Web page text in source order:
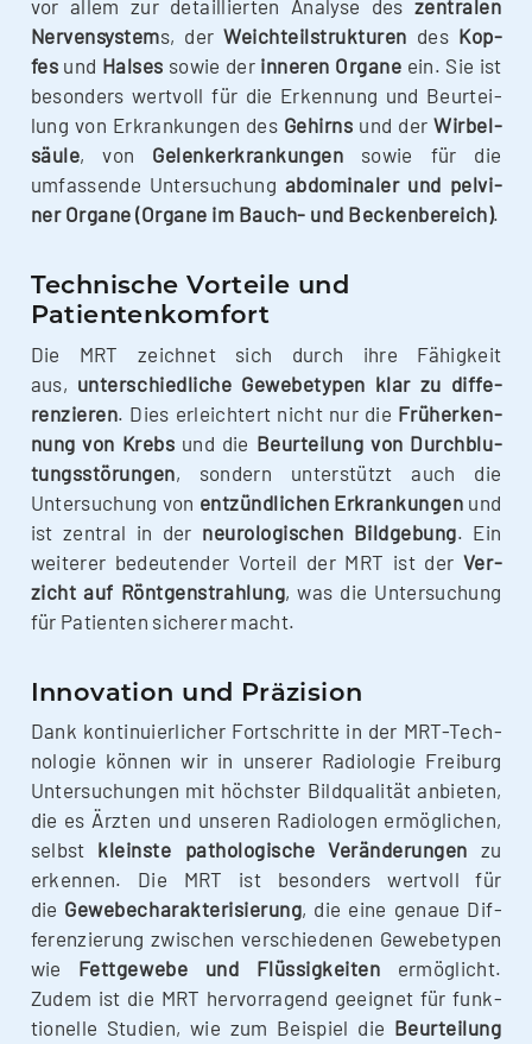
vor allem zur detail­lier­ten Ana­ly­se des zen­tra­len
Ner­ven­sys­tems, der Weich­teil­struk­tu­ren des Kop­
fes und Hal­ses sowie der inne­ren Orga­ne ein. Sie ist
beson­ders wert­voll für die Erken­nung und Beur­tei­
lung von Erkran­kun­gen des Gehirns und der Wir­bel­
säu­le, von Gelenk­er­kran­kun­gen
sowie für die
umfas­sen­de Unter­su­chung abdo­mi­na­ler und pel­vi­
ner Orga­ne (Orga­ne im Bauch- und Becken­be­reich).
Technische Vorteile und
Patientenkomfort
Die MRT zeich­net sich durch ihre Fähig­keit
aus, unter­schied­li­che Gewe­be­ty­pen klar zu dif­fe­
ren­zie­ren. Dies erleich­tert nicht nur die Früh­erken­
nung von Krebs und die Beur­tei­lung von Durch­blu­
tungs­stö­run­gen, son­dern unter­stützt auch die
Unter­su­chung von ent­zünd­li­chen Erkran­kun­gen und
ist zen­tral in der neu­ro­lo­gi­schen Bild­ge­bung. Ein
wei­te­rer bedeu­ten­der Vor­teil der MRT ist der Ver­
zicht auf Rönt­gen­strah­lung, was die Unter­su­chung
für Pati­en­ten siche­rer macht.
Innovation und Präzision
Dank kon­ti­nu­ier­li­cher Fort­schrit­te in der MRT-Tech­­
no­­lo­­gie kön­nen wir in unse­rer Radio­lo­gie Frei­burg
Unter­su­chun­gen mit höchs­ter Bild­qua­li­tät anbie­ten,
die es Ärz­ten und unse­ren Radio­lo­gen ermög­li­chen,
selbst kleins­te patho­lo­gi­sche Ver­än­de­run­gen zu
erken­nen. Die MRT ist beson­ders wert­voll für
die Gewe­be­cha­rak­te­ri­sie­rung, die eine genaue Dif­
fe­ren­zie­rung zwi­schen ver­schie­de­nen Gewe­be­ty­pen
wie
Fett­ge­we­be und Flüs­sig­kei­ten
ermög­licht.
Zudem ist die MRT her­vor­ra­gend geeig­net für funk­
tio­nel­le Stu­di­en, wie zum Bei­spiel die Beur­tei­lung